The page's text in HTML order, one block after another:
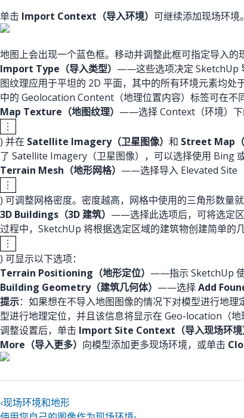
单击 Import Context（导入环境） 可继续添加现场环境。
地图上会出现一个蓝色框。移动并调整此框可指定导入的
Import Type（导入类型） ——这些选项决定 SketchUp
图纹理应用于平坦的 2D 平面，其中的所有环境元素均处
中的 Geolocation Content（地理位置内容）标签可在不
Map Texture（地图纹理） ——选择 Context（环境）下
) 并在 Satellite Imagery（卫星图像） 和 Street Map（
了 Satellite Imagery（卫星图像），可以选择使用 Bing
Terrain Mesh（地形网格） ——选择导入 Elevated Site
) 可调整网格密度。密度越高，网格中使用的三角形数量
3D Buildings（3D 建筑） ——选择此选项后，可将选定区
过程中，SketchUp 将根据选定区域的建筑物创建简单的
) 可显示以下选项：
Terrain Positioning（地形定位） ——指示 SketchUp
Building Geometry（建筑几何体） ——选择Add
提示：如果想在不导入地图图像的情况下对模型进行地
型进行地理定位，并且该信息将显示在 Geo-location（
调整设置后，单击 Import Site Context（导入现场环境
More（导入更多） 向模型添加更多现场环境，或单击
‹现场环境和地形